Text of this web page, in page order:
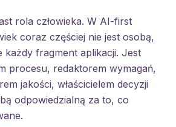
rola człowieka. W AI-first
coraz częściej nie jest osobą,
każdy fragment aplikacji. Jest
procesu, redaktorem wymagań,
jakości, właścicielem decyzji
odpowiedzialną za to, co